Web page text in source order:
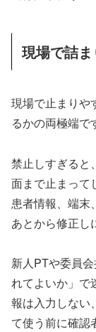
現場で詰
現場で止まりや
るかの両極端で
禁止しすぎると
面まで止まって
患者情報、端末
あとから修正し
新人PTや委員
れてよいか」で
報は入力しない
て使う前に確認